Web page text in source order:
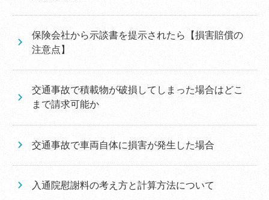
保険会社から示談書を提示されたら【損害賠償の
注意点】
交通事故で積載物が破損してしまった場合はどこ
まで請求可能か
交通事故で車両自体に損害が発生した場合
入通院慰謝料の考え方と計算方法について